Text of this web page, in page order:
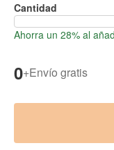
Cantidad
Ahorra un 28% al
0+Envío gratis